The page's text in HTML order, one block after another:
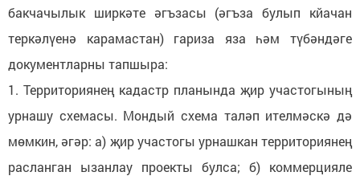
бакчачылык ширкәте әгъзасы (әгъза булып кйачан
теркәлүенә карамастан) гариза яза һәм түбәндәге
документларны тапшыра:
1. Территориянең кадастр планында җир участогының
урнашу схемасы. Мондый схема таләп ителмәскә дә
мөмкин, әгәр: а) җир участогы урнашкан территориянең
расланган ызанлау проекты булса; б) коммерцияле